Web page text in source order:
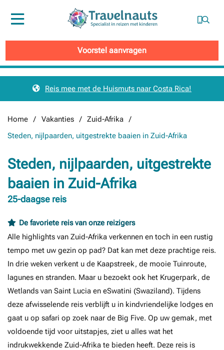
Voorstel aanvragen
Reis mee met de Huismuts naar Costa Rica!
Home Vakanties
Zuid-Afrika
Steden, nijlpaarden, uitgestrekte baaien in Zuid-Afrika
Steden, nijlpaarden, uitgestrekte
baaien in Zuid-Afrika
25-daagse reis
De favoriete reis van onze reizigers
Alle highlights van Zuid-Afrika verkennen en toch in een rustig
tempo met uw gezin op pad? Dat kan met deze prachtige reis.
In drie weken verkent u de Kaapstreek, de mooie Tuinroute,
lagunes en stranden. Maar u bezoekt ook het Krugerpark, de
Wetlands van Saint Lucia en eSwatini (Swaziland). Tijdens
deze afwisselende reis verblijft u in kindvriendelijke lodges en
gaat u op safari op zoek naar de Big Five. Op uw gemak, met
voldoende tijd voor uitstapjes, ziet u alles wat het
indrukwekkende Zuid-Afrika te bieden heeft. Deze reis is